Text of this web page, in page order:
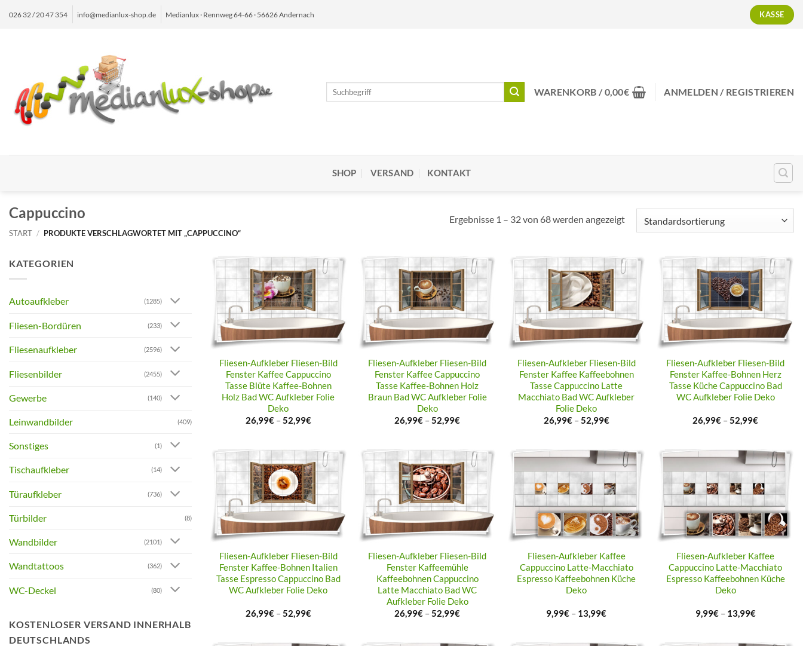
026 32 / 20 47 354 info@medianlux-shop.de Medianlux · Rennweg 64-66 · 56626 Andernach KASSE
nach:
WARENKORB /0,00€ ANMELDEN / REGISTRIEREN
SHOP VERSAND KONTAKT
Cappuccino
START / PRODUKTE VERSCHLAGWORTET MIT „CAPPUCCINO“
Ergebnisse 1 – 32 von 68 werden angezeigt
KATEGORIEN
Autoaufkleber (1285)
Fliesen-Bordüren (233)
Fliesenaufkleber (2596)
Fliesenbilder (2455)
Gewerbe (140)
Leinwandbilder (409)
Sonstiges (1)
Tischaufkleber (14)
Türaufkleber (736)
Türbilder (8)
Wandbilder (2101)
Wandtattoos (362)
WC-Deckel (80)
KOSTENLOSER VERSAND INNERHALB
DEUTSCHLANDS
Fliesen-Aufkleber Fliesen-Bild
Fenster Kaffee Cappuccino
Tasse Blüte Kaffee-Bohnen
Holz Bad WC Aufkleber Folie
Deko
26,99€–52,99€
Fliesen-Aufkleber Fliesen-Bild
Fenster Kaffee Cappuccino
Tasse Kaffee-Bohnen Holz
Braun Bad WC Aufkleber Folie
Deko
26,99€ –52,99€
Fliesen-Aufkleber Fliesen-Bild
Fenster Kaffee Kaffeebohnen
Tasse Cappuccino Latte
Macchiato Bad WC Aufkleber
Folie Deko
26,99€–52,99€
Fliesen-Aufkleber Fliesen-Bild
Fenster Kaffee-Bohnen Herz
Tasse Küche Cappuccino Bad
WC Aufkleber Folie Deko
26,99€ –52,99€
Fliesen-Aufkleber Fliesen-Bild
Fenster Kaffee-Bohnen Italien
Tasse Espresso Cappuccino Bad
WC Aufkleber Folie Deko
26,99€–52,99€
Fliesen-Aufkleber Fliesen-Bild
Fenster Kaffeemühle
Kaffeebohnen Cappuccino
Latte Macchiato Bad WC
Aufkleber Folie Deko
26,99€ –52,99€
Fliesen-Aufkleber Kaffee
Cappuccino Latte-Macchiato
Espresso Kaffeebohnen Küche
Deko
9,99€ – 13,99€
Fliesen-Aufkleber Kaffee
Cappuccino Latte-Macchiato
Espresso Kaffeebohnen Küche
Deko
9,99€– 13,99€